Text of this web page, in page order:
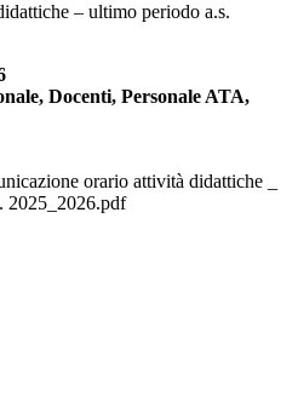
– ultimo periodo a.s.
Docenti, Personale ATA,
orario attività didattiche _
2025_2026.pdf